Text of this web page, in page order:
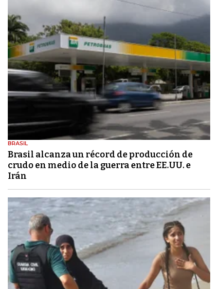
BRASIL
Brasil alcanza un récord de producción de
crudo en medio de la guerra entre EE.UU. e
Irán